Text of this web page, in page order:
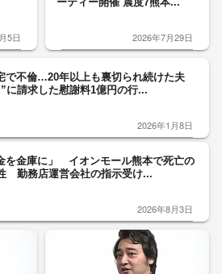
5日 2026年7月29日
で不倫…20年以上も裏切られ続けた夫
に請求した慰謝料1億円の行...
2026年1月8日
を金庫に」 イオンモール熊本で死亡の
勤務店運営会社の指示受け...
2026年8月3日